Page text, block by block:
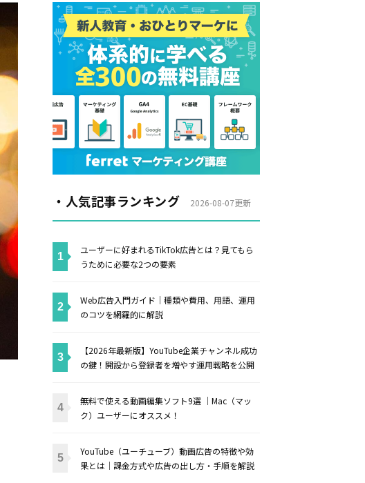
・人気記事ランキング 2026-08-07更新
ユーザーに好まれるTikTok広告とは？見てもら
うために必要な2つの要素
Web広告入門ガイド｜種類や費用、用語、運用
のコツを網羅的に解説
【2026年最新版】YouTube企業チャンネル成功
の鍵！開設から登録者を増やす運用戦略を公開
無料で使える動画編集ソフト9選 ｜Mac（マッ
ク）ユーザーにオススメ！
YouTube（ユーチューブ）動画広告の特徴や効
果とは｜課金方式や広告の出し方・手順を解説